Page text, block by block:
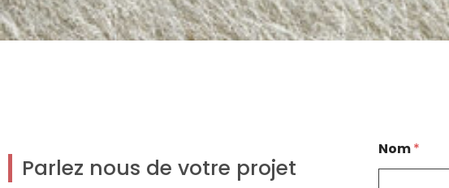
Parlez nous de votre projet
*
C
Nom*